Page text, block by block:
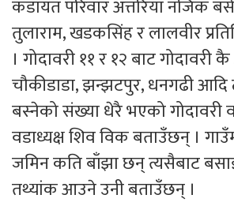
कडायत परिवार अत्तरिया नजिक
तुलाराम, खडकसिंह र लालवीर
। गोदावरी ११ र १२ बाट गोदावरी कै
चौकीडाडा, झन्झटपुर, धनगढी आदि
बस्नेको संख्या धेरै भएको गोदावरी
वडाध्यक्ष शिव विक बताउँछन् ।
जमिन कति बाँझा छन् त्यसैबाट
तथ्यांक आउने उनी बताउँछन् ।